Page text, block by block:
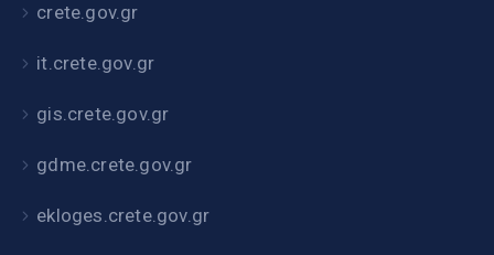
crete.gov.gr
it.crete.gov.gr
gis.crete.gov.gr
gdme.crete.gov.gr
ekloges.crete.gov.gr